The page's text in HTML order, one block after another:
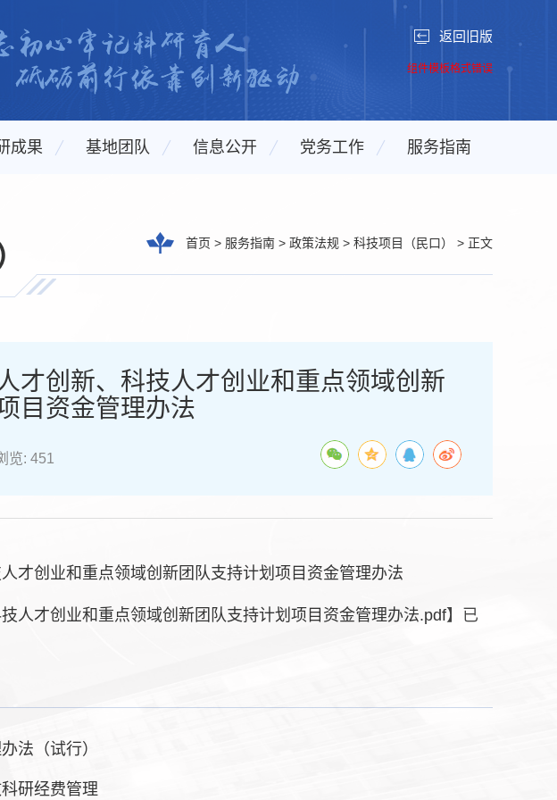
返回旧版
组件模板格式错误
成果 基地团队 信息公开 党务工作 服务指南
首页 > 服务指南 > 政策法规 > 科技项目（民口） > 正文
才创新、科技人才创业和重点领域创新
目资金管理办法
览: 451
才创业和重点领域创新团队支持计划项目资金管理办法
人才创业和重点领域创新团队支持计划项目资金管理办法.pdf】已
法（试行）
研经费管理